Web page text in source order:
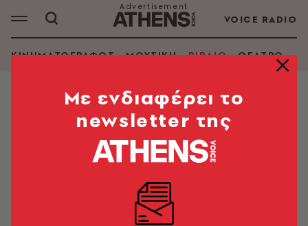
VOICE RADIO
ΚΙΝΗΜΑΤΟΓΡΑΦΟΣ ΜΟΥΣΙΚΗ ΒΙΒΛΙΟ ΘΕΑΤΡΟ -
Mε ενδιαφέρει το
newsletter της